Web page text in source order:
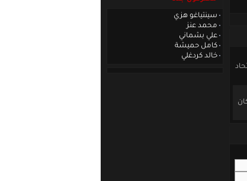
كان
سينتياغو هزي
محمد عنز
علي بشماني
كامل حميشة
خالد كردغلي